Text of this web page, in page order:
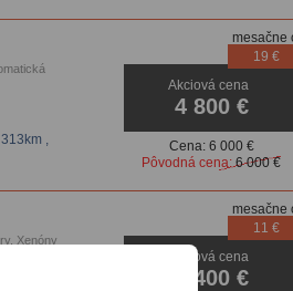
,
Akciová cena
4 800 €
mesačne
19 €
Cena:6 000 €
Pôvodná cena:6 000 €
Xenóny
Akciová cena
2 400 €
mesačne
11 €